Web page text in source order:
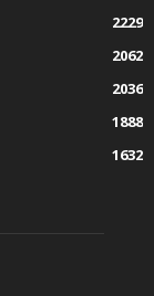
2229
2062
2036
1888
1632